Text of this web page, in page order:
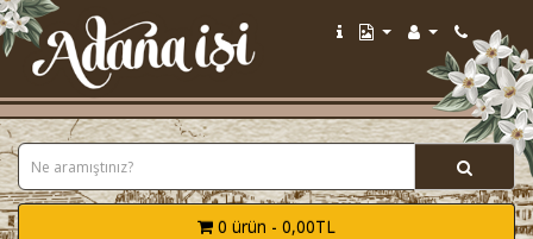
0 ürün - 0,00TL